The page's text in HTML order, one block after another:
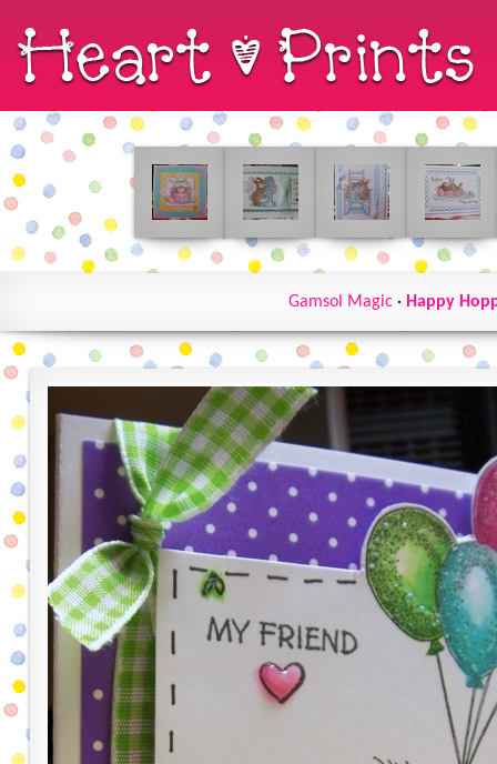
Gamsol Magic· Happy